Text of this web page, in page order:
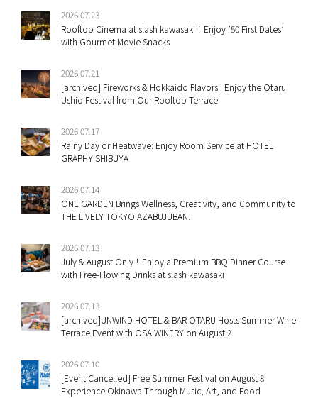
2026.07.23
Rooftop Cinema at slash kawasaki！Enjoy ’50 First Dates’
with Gourmet Movie Snacks
2026.07.21
[archived] Fireworks & Hokkaido Flavors : Enjoy the Otaru
Ushio Festival from Our Rooftop Terrace
2026.07.17
Rainy Day or Heatwave: Enjoy Room Service at HOTEL
GRAPHY SHIBUYA
2026.07.14
ONE GARDEN Brings Wellness, Creativity, and Community to
THE LIVELY TOKYO AZABUJUBAN.
2026.07.13
July & August Only！Enjoy a Premium BBQ Dinner Course
with Free-Flowing Drinks at slash kawasaki
2026.07.13
[archived]UNWIND HOTEL & BAR OTARU Hosts Summer Wine
Terrace Event with OSA WINERY on August 2
2026.07.10
[Event Cancelled] Free Summer Festival on August 8:
Experience Okinawa Through Music, Art, and Food